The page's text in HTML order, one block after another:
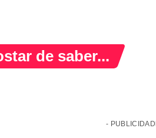
de saber...
-